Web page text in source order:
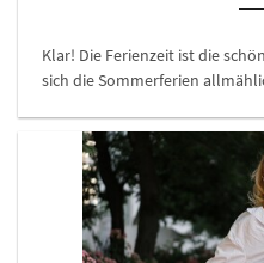
Klar! Die Ferienzeit ist die
sich die Sommerferien